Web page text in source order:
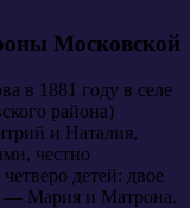
Московской
в 1881 году в селе
района)
и Наталия,
честно
детей: двое
— Мария и Матрона.